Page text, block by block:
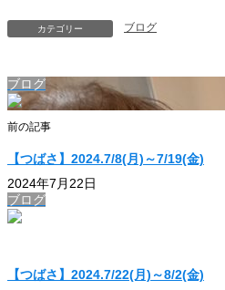
カテゴリー ブログ
ブログ
前の記事
【つばさ】2024.7/8(月)～7/19(金)
2024年7月22日
ブログ
【つばさ】2024.7/22(月)～8/2(金)